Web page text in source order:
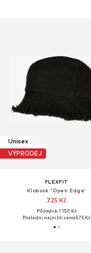
Unisex
VÝPRODEJ
FLEXFIT
Klobouk 'Open Edge'
725 Kč
Původně: 1 150 Kč
Poslední nejnižší cena:575 Kč